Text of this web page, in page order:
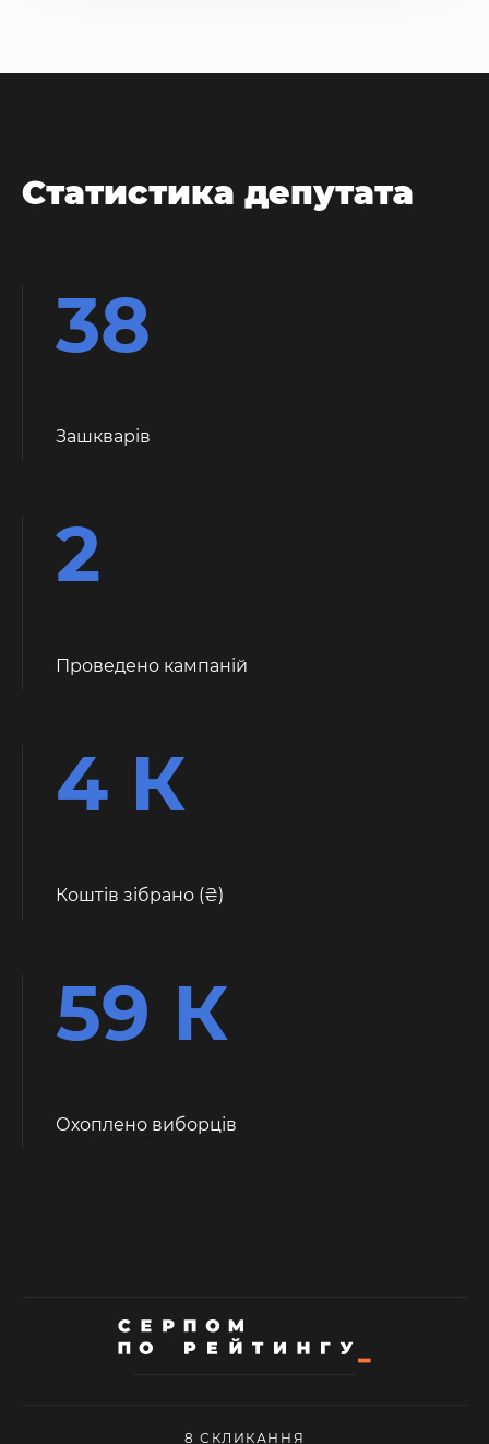
Статистика депутата
38
Зашкварiв
2
Проведено кампаній
4 К
Коштів зібрано ( )
59 К
Охоплено виборців
8 СКЛИКАННЯ